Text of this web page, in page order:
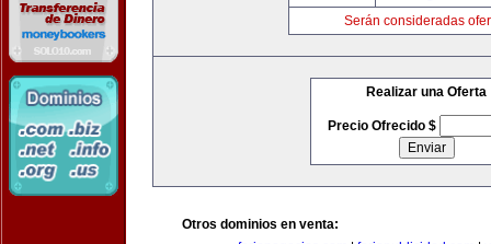
Serán consideradas
Realizar una Oferta
Precio Ofrecido $
Otros dominios en venta: